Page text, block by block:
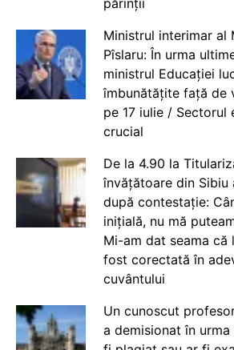
părinții
Ministrul interimar al
Pîslaru: În urma
ministrul Educației
îmbunătățite față de
pe 17 iulie / Sectorul
crucial
De la 4.90 la
învățătoare din Sibiu
după contestație:
inițială, nu mă
Mi-am dat seama că
fost corectată în
cuvântului
Un cunoscut
a demisionat în